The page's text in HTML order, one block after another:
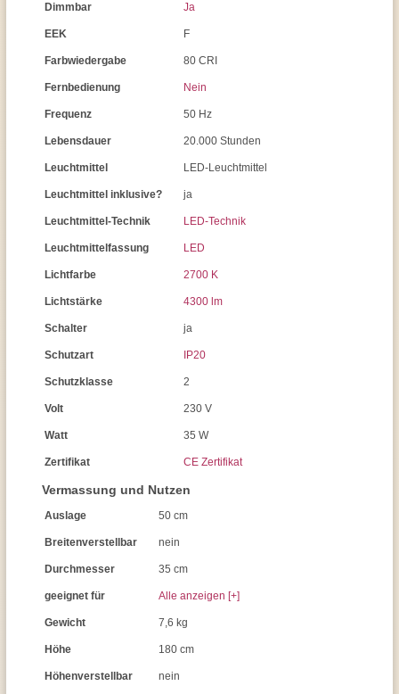
Dimmbar Ja
EEK F
Farbwiedergabe 80 CRI
Fernbedienung Nein
Frequenz 50 Hz
Lebensdauer 20.000 Stunden
Leuchtmittel LED-Leuchtmittel
Leuchtmittel inklusive? ja
Leuchtmittel-Technik LED-Technik
Leuchtmittelfassung LED
Lichtfarbe 2700 K
Lichtstärke 4300 lm
Schalter ja
Schutzart IP20
Schutzklasse 2
Volt 230 V
Watt 35 W
Zertifikat CE Zertifikat
Vermassung und Nutzen
Auslage 50 cm
Breitenverstellbar nein
Durchmesser 35 cm
geeignet für Alle anzeigen [+]
Gewicht 7,6 kg
Höhe 180 cm
Höhenverstellbar nein